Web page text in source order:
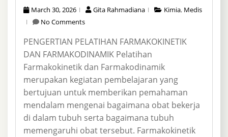
March 30, 2026 Gita Rahmadiana Kimia, Medis
No Comments
PENGERTIAN PELATIHAN FARMAKOKINETIK
DAN FARMAKODINAMIK Pelatihan
Farmakokinetik dan Farmakodinamik
merupakan kegiatan pembelajaran yang
bertujuan untuk memberikan pemahaman
mendalam mengenai bagaimana obat bekerja
di dalam tubuh serta bagaimana tubuh
memengaruhi obat tersebut. Farmakokinetik